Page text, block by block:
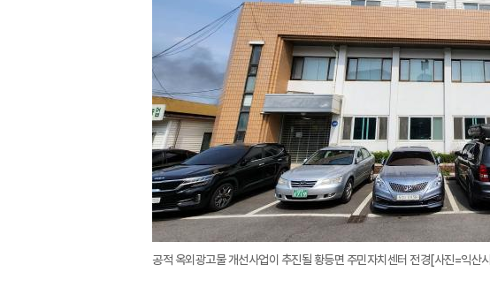
공적 옥외광고물 개선사업이 추진될 황등면 주민자치센터 전경[사진=익산